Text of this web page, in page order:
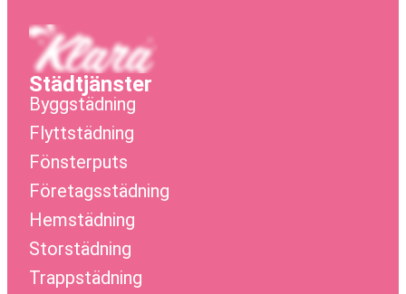
Städtjänster
Byggstädning
Flyttstädning
Fönsterputs
Företagsstädning
Hemstädning
Storstädning
Trappstädning